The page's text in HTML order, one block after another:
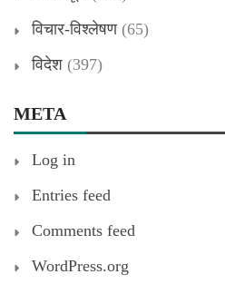
विचार-विश्लेषण(65)
विदेश (397)
META
Log in
Entries feed
Comments feed
WordPress.org